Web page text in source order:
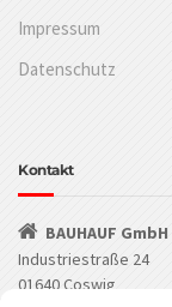
Impressum
Datenschutz
Kontakt
BAUHAUF GmbH
Industriestraße 24
01640 Coswig